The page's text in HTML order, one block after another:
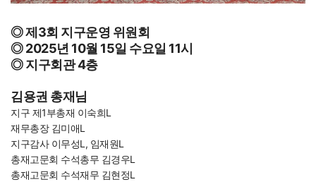
◎ 제3회 지구운영 위원회
◎ 2025년 10월 15일 수요일 11시
◎ 지구회관 4층
김용권 총재님
지구 제1부총재 이숙희L
재무총장 김미애L
지구감사 이무성L, 임재원L
총재고문회 수석총무 김경우L
총재고문회 수석재무 김현정L